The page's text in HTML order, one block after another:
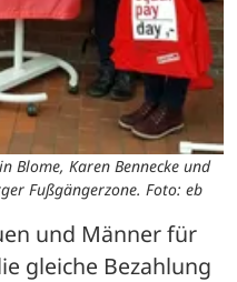
Blome, Karen Bennecke und
Fußgängerzone. Foto: eb
und Männer für
gleiche Bezahlung